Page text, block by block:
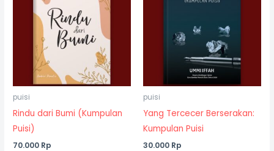
puisi
Rindu dari Bumi (Kumpulan
Puisi)
70.000 Rp
puisi
Yang Tercecer Berserakan:
Kumpulan Puisi
30.000 Rp